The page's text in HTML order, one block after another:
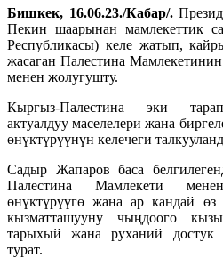
Бишкек, 16.06.23./Кабар/.
Пекин шаарынан мамлекеттик
Республикасы) келе жатып,
жасаган Палестина
менен жолугушту.
Кыргыз-Палестина эки
актуалдуу маселелери жана
өнүктүрүүнүн келечеги
Садыр Жапаров баса
Палестина Мамлекети
өнүктүрүүгө жана ар кандай өз
кызматташууну чыңдоого
тарыхый жана руханий достук
турат.